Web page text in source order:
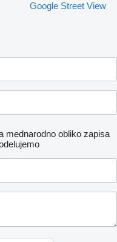
Google Street View
mednarodno obliko zapisa